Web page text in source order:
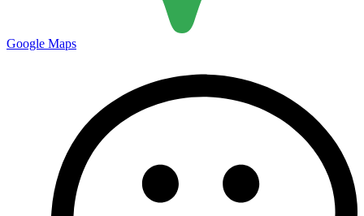
Google Maps